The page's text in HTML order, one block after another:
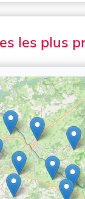
les plus